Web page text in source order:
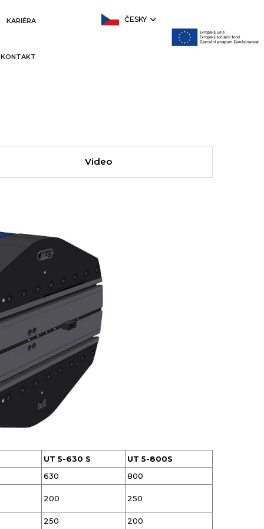
KARIÉRA
KONTAKT
ČESKY
Video
UT 5-630 S
UT 5-800S
630
800
200 250
250 200